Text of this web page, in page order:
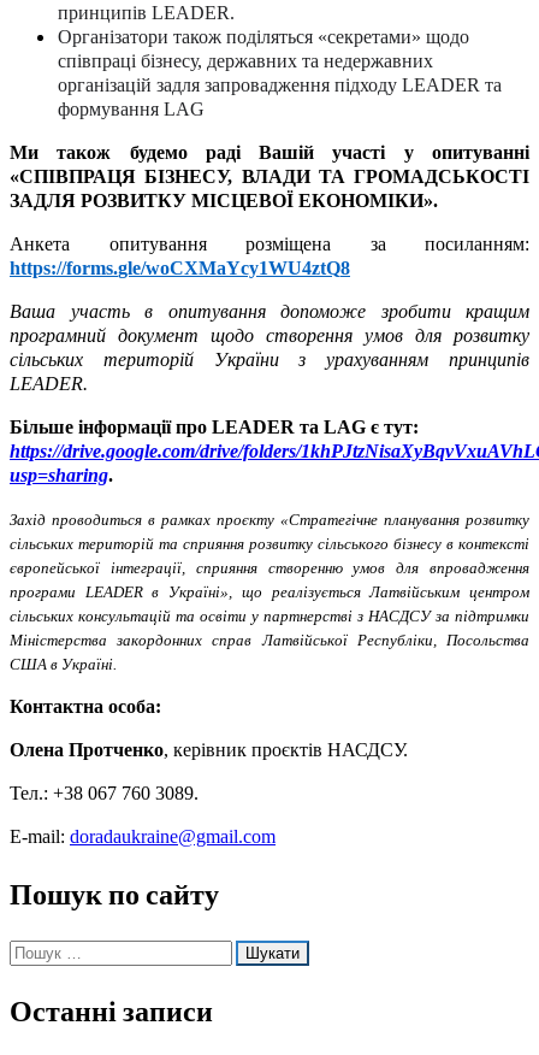
принципів LEADER.
Організатори також поділяться «секретами» щодо
співпраці бізнесу, державних та недержавних
організацій задля запровадження підходу LEADER та
формування LAG
Ми також будемо раді Вашій участі у опитуванні
«СПІВПРАЦЯ БІЗНЕСУ, ВЛАДИ ТА ГРОМАДСЬКОСТІ
ЗАДЛЯ РОЗВИТКУ МІСЦЕВОЇ ЕКОНОМІКИ».
Анкета опитування розміщена за посиланням:
https://forms.gle/woCXMaYcy1WU4ztQ8
Ваша участь в опитування допоможе зробити кращим
програмний документ щодо створення умов для розвитку
сільських територій України з урахуванням принципів
LEADER.
Більше інформації про LEADER та LAG є тут:
https://drive.google.com/drive/folders/
usp=sharing.
Захід проводиться в рамках проєкту «Стратегічне планування розвитку
сільських територій та сприяння розвитку сільського бізнесу в контексті
європейської інтеграції, сприяння створенню умов для впровадження
програми LEADER в Україні», що реалізується Латвійським центром
сільських консультацій та освіти у партнерстві з НАСДСУ за підтримки
Міністерства закордонних справ Латвійської Республіки, Посольства
США в Україні.
Контактна особа:
Олена Протченко, керівник проєктів НАСДСУ.
Тел.: +38 067 760 3089.
E-mail: doradaukraine@gmail.com
Пошук по сайту
Пошук:
Останні записи